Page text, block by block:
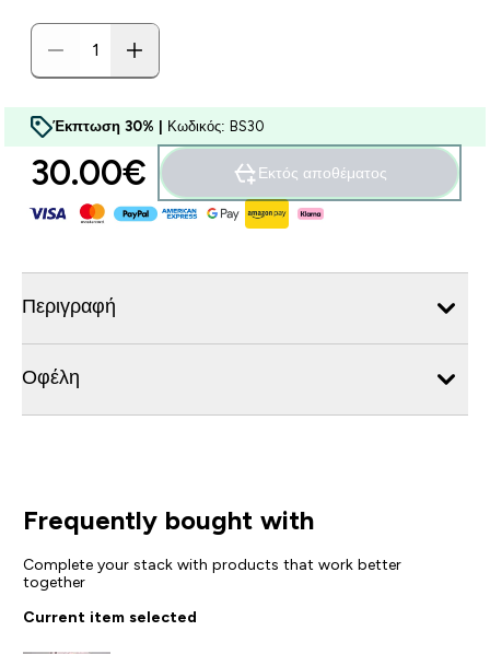
Έκπτωση 30% | Κωδικός: BS30
30.00€‎ Εκτός αποθέματος
Περιγραφή
Οφέλη
Frequently bought with
Complete your stack with products that work better
together
Current item selected